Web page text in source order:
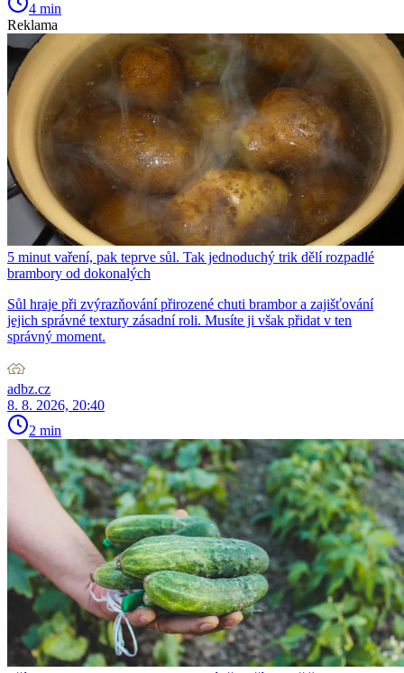
4 min
Reklama
5 minut vaření, pak teprve sůl. Tak jednoduchý trik dělí rozpadlé
brambory od dokonalých
Sůl hraje při zvýrazňování přirozené chuti brambor a zajišťování
jejich správné textury zásadní roli. Musíte ji však přidat v ten
správný moment.
adbz.cz
8. 8. 2026, 20:40
2 min